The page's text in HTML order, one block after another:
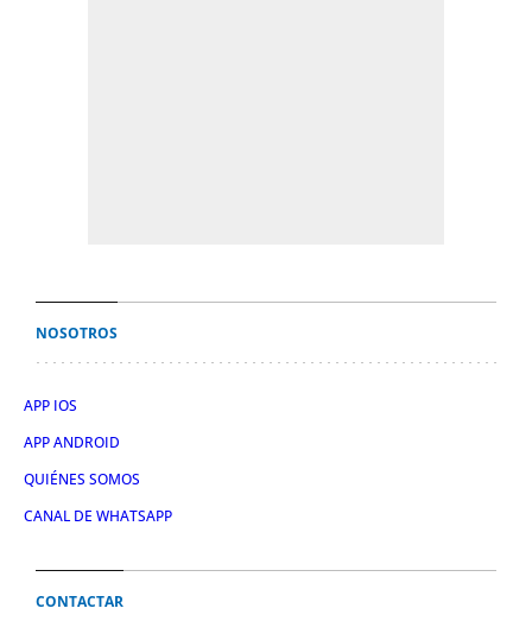
NOSOTROS
APP IOS
APP ANDROID
QUIÉNES SOMOS
CANAL DE WHATSAPP
CONTACTAR